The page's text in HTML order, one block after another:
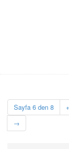
Sayfa 6 den 8
→